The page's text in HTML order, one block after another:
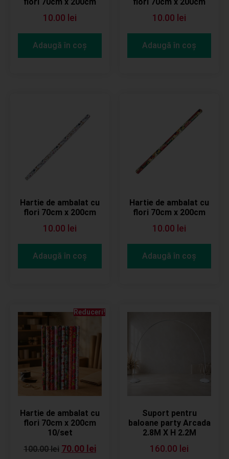
10.00 lei
Adaugă în coș
10.00 lei
Adaugă în coș
Hartie de ambalat cu
flori 70cm x 200cm
10.00 lei
Adaugă în coș
Hartie de ambalat cu
flori 70cm x 200cm
10.00 lei
Adaugă în coș
Reduceri!
Hartie de ambalat cu
flori 70cm x 200cm
10/set
100.00lei 70.00 lei
Suport pentru
baloane party Arcada
2.8M X H 2.2M
160.00 lei